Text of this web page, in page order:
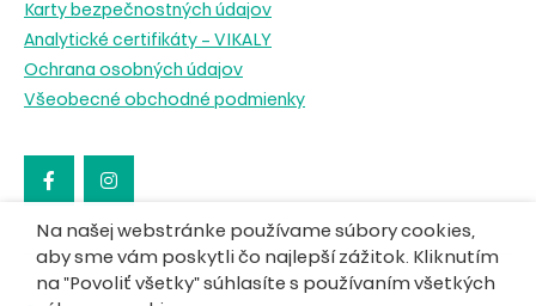
Karty bezpečnostných údajov
Analytické certifikáty – VIKALY
Ochrana osobných údajov
Všeobecné obchodné podmienky
Na našej webstránke používame súbory cookies,
aby sme vám poskytli čo najlepší zážitok. Kliknutím
na "Povoliť všetky" súhlasíte s používaním všetkých